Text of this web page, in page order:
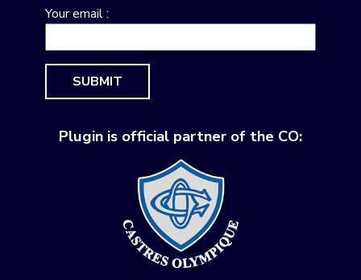
Your email :
SUBMIT
Plugin is official partner of the CO: